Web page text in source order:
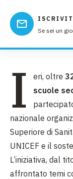
Se sei un
I eri, oltre
scuole
nazionale
Superiore di
UNICEF e il
L’iniziativa, dal
affrontato temi